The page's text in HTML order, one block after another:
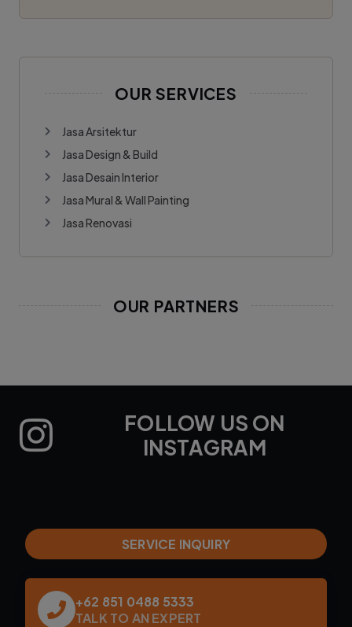
OUR SERVICES
Jasa Arsitektur
Jasa Design & Build
Jasa Desain Interior
Jasa Mural & Wall Painting
Jasa Renovasi
OUR PARTNERS
FOLLOW US ON
INSTAGRAM
SERVICE INQUIRY
+62 851 0488 5333
TALK TO AN EXPERT